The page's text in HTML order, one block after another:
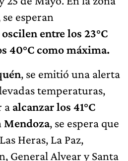
se esperan
oscilen entre los 23°C
40°C como máxima.
, se emitió una alerta
temperaturas,
a alcanzar los 41°C
Mendoza, se espera que
Heras, La Paz,
General Alvear y Santa